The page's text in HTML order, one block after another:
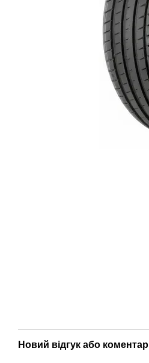
Новий відгук або коментар